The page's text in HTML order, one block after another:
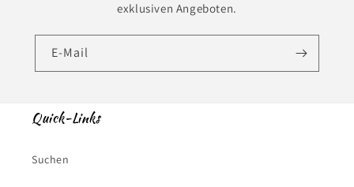
exklusiven Angeboten.
E-Mail
Quick-Links
Suchen